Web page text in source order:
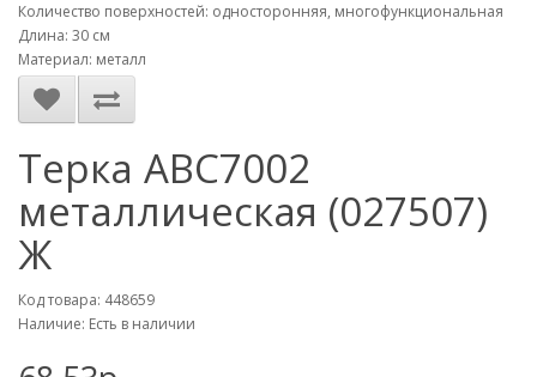
Количество поверхностей: односторонняя, многофункциональная
Длина: 30 см
Материал: металл
Терка ABC7002
металлическая (027507)
Ж
Код товара: 448659
Наличие: Есть в наличии